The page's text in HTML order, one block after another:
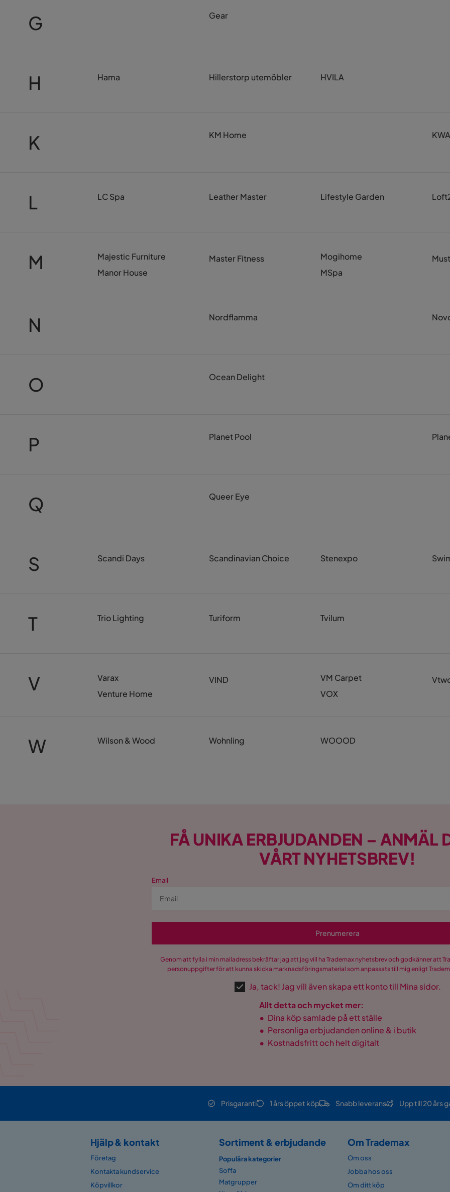
G Gear
H Hama Hillerstorp utemöbler HVILA
K KM Home KWA
L LC Spa Leather Master Lifestyle Garden
M
Majestic Furniture
Manor House
Master Fitness
Mogihome
MSpa
N Nordflamma
O Ocean Delight
P Planet Pool
Q Queer Eye
S Scandi Days Scandinavian Choice Stenexpo
T Trio Lighting Turiform Tvilum
V
Varax
Venture Home
VIND
VM Carpet
VOX
W Wilson & Wood Wohnling WOOOD
FÅ UNIKA ERBJUDANDEN – ANMÄL
VÅRT NYHETSBREV!
Email
Prenumerera
Genom att fylla i min mailadress bekräftar jag att jag vill ha Trademax nyhetsbrev och godkänner att
personuppgifter för att kunna skicka marknadsföringsmaterial som anpassats till mig enligt
Ja, tack! Jag vill även skapa ett konto till Mina sidor.
Allt detta och mycket mer:
• Dina köp samlade på ett ställe
• Personliga erbjudanden online & i butik
• Kostnadsfritt och helt digitalt
Prisgaranti 1 års öppet köp Snabb leverans Upp till 20 års
Hjälp & kontakt
Företag
Kontakta kundservice
Köpvillkor
Sortiment & erbjudande
Populära kategorier
Soffa
Matgrupper
Om Trademax
Om oss
Jobba hos oss
Om ditt köp